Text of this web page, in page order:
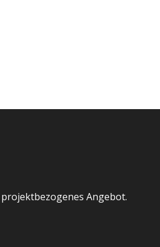
Angebot.